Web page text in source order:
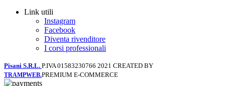
Link utili
Instagram
Facebook
Diventa rivenditore
I corsi professionali
Pisani S.R.L. P.IVA 01583230766 2021 CREATED BY
TRAMPWEB.PREMIUM E-COMMERCE